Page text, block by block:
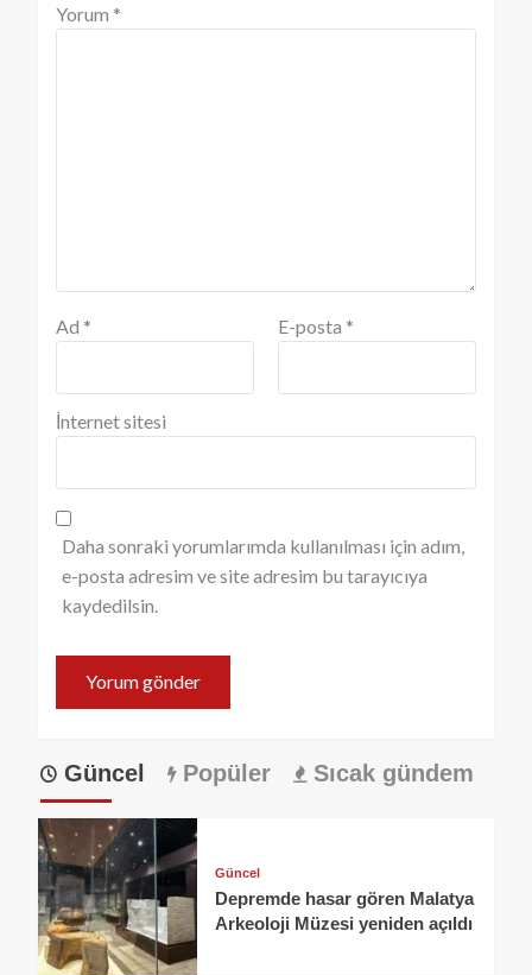
Yorum *
Ad * E-posta *
İnternet sitesi
Daha sonraki yorumlarımda kullanılması için adım,
e-posta adresim ve site adresim bu tarayıcıya
kaydedilsin.
Güncel Popüler Sıcak gündem
Güncel
Depremde hasar gören Malatya
Arkeoloji Müzesi yeniden açıldı